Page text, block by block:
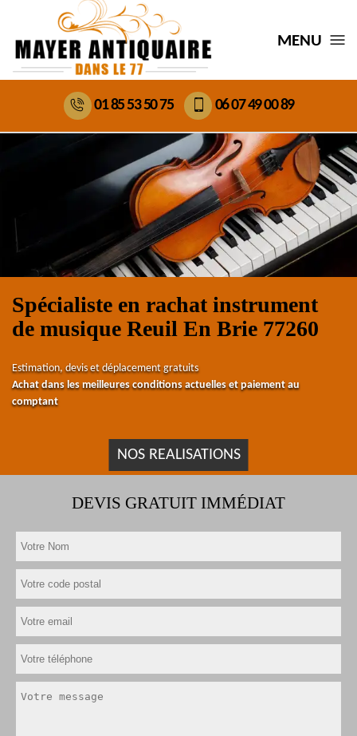
MENU
01 85 53 50 75 06 07 49 00 89
Spécialiste en rachat instrument
de musique Reuil En Brie 77260
Estimation, devis et déplacement gratuits
Achat dans les meilleures conditions actuelles et paiement au
comptant
NOS REALISATIONS
DEVIS GRATUIT IMMÉDIAT